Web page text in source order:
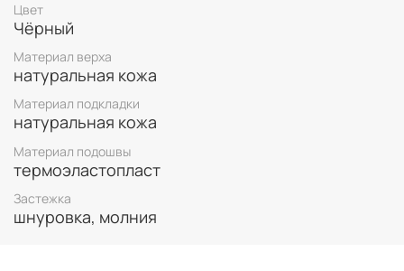
Полуботинки из натуральной кожи
практичны в межсезонье,
не промокают,
просты в уходе,
удобны и экологичны,
хорошо выглядят.
Соответствие длины стопы размеру, для этой
модели.
Размер 39 40
Цвет
Чёрный
Материал верха
натуральная кожа
Материал подкладки
натуральная кожа
Материал подошвы
термоэластопласт
Застежка
шнуровка, молния